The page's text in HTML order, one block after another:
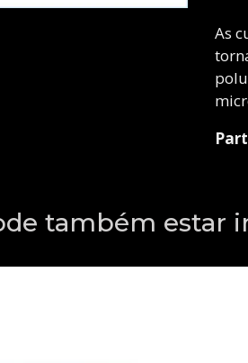
As
também estar